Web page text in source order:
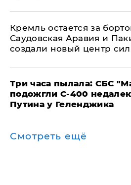
​Кремль остается за
Саудовская Аравия и
создали новый центр
Три часа пылала: СБС
подожгли С-400
Путина у Геленджика
Смотреть ещё